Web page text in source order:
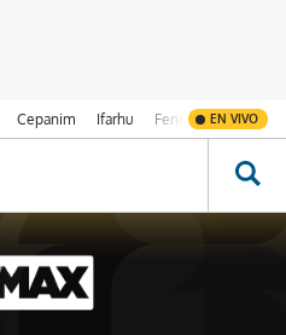
Cepanim Ifarhu Fenómeno de El
EN VIVO